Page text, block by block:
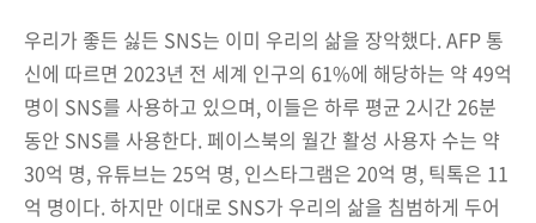
우리가 좋든 싫든 SNS는 이미 우리의 삶을 장악했다. AFP 통
신에 따르면 2023년 전 세계 인구의 61%에 해당하는 약 49억
명이 SNS를 사용하고 있으며, 이들은 하루 평균 2시간 26분
동안 SNS를 사용한다. 페이스북의 월간 활성 사용자 수는 약
30억 명, 유튜브는 25억 명, 인스타그램은 20억 명, 틱톡은 11
억 명이다. 하지만 이대로 SNS가 우리의 삶을 침범하게 두어